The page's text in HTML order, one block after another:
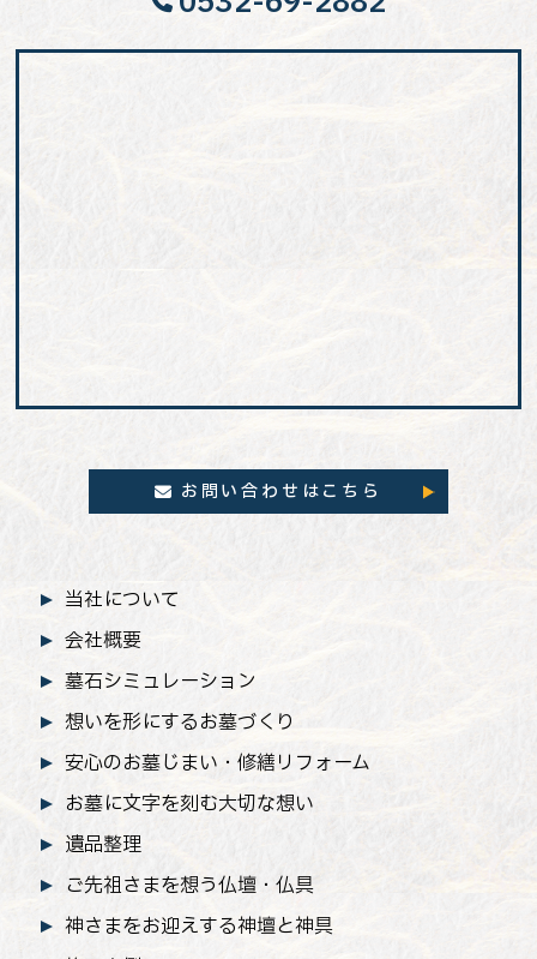
お問い合わせはこちら
当社について
会社概要
墓石シミュレーション
想いを形にするお墓づくり
安心のお墓じまい ・修繕リフォーム
お墓に文字を刻む大切な想い
遺品整理
ご先祖さまを想う仏壇・仏具
神さまをお迎えする神壇と神具